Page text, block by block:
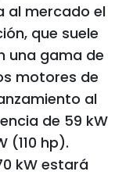
al mercado el
que suele
una gama de
motores de
al
de 59 kW
(110 hp).
kW estará